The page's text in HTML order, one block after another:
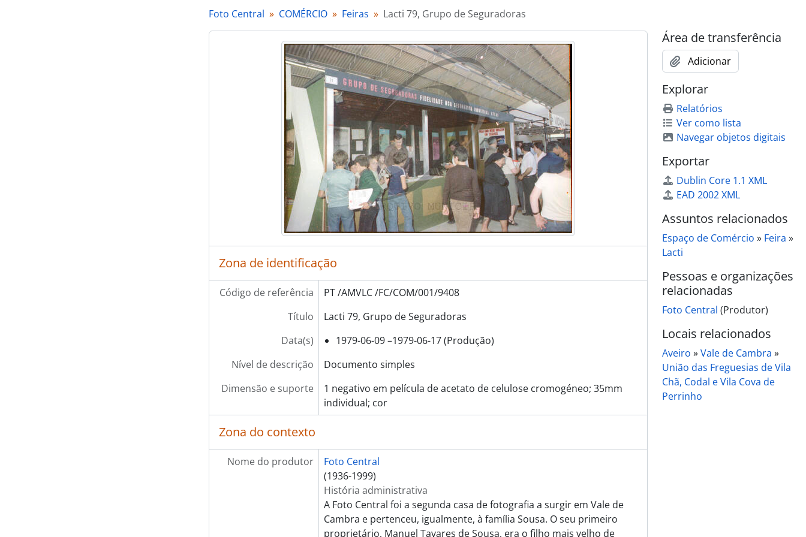
[Documento simples] Lacti 79, António Moutinho & CA. Lda
[Documento simples] Lacti 79, António Moutinho & CA. Lda
[Documento simples] Lacti 79, Gestetner - Pappámikail
[Documento simples] Lacti 79, Gestetner - Pappámikail
[Documento simples] Lacti 79, Martins & Rebello
[Documento simples] Lacti 79, Lacto Lusa, Lda
[Documento simples] Lacti 79, Lacto Lusa, Lda
[Documento simples] Lacti 79, Gomes & Leite, Lda
[Documento simples] Lacti 79, Lacticínios Progresso do Mileu Lda
[Documento simples] Lacti 79, CD Máquinas Agrícolas
[Documento simples] Lacti 79, CD Máquinas Agrícolas
[Documento simples] Lacti 79, CD Máquinas Agrícolas
[Documento simples] Lacti 79, CD Máquinas Agrícolas
[Documento simples] Lacti 79, CD Máquinas Agrícolas
[Documento simples] Lacti 79, Colep
[Documento simples] Lacti 79, Colep
[Documento simples] Lacti 79, Ourivesaria Flórida
[Documento simples] Lacti 79, Ourivesaria Flórida
[Documento simples] Lacti 79, Soares de Oliveira
[Documento simples] Lacti 79, Soares de Oliveira
[Documento simples] Lacti 79, Soares de Oliveira
[Documento simples] Lacti 79, Magoal Móveis Lda
[Documento simples] Lacti 79, Papelaria Académica
[Documento simples] Lacti 79, Papelaria Académica
[Documento simples] Lacti 79, Banco Pinto & Sotto Mayor
[Documento simples] Lacti 79, Banco Pinto & Sotto Mayor
[Documento simples] Lacti 79, Socipo Fabre
[Documento simples] Lacti 79, Estemel
[Documento simples] Lacti 79, Estemel
[Documento simples] Lacti 79, baterias Tudor
[Documento simples] Lacti 79, retrato de grupo
[Documento simples] Lacti 79, passeio turístico
[Documento simples] Lacti 79, passeio turístico
[Documento simples] Lacti 79, visita do Ministro da Agricultura e Pescas e do Governador Civil de Aveiro
Foto Central COMÉRCIO Feiras Lacti 79, Grupo de Seguradoras
Zona de identificação
Código de referência
PT /AMVLC /FC/COM/001/9408
Título
Lacti 79, Grupo de Seguradoras
Data(s)
1979-06-09 –1979-06-17 (Produção)
Nível de descrição
Documento simples
Dimensão e suporte
1 negativo em película de acetato de celulose cromogéneo; 35mm
individual; cor
Zona do contexto
Nome do produtor
Foto Central
(1936-1999)
História administrativa
A Foto Central foi a segunda casa de fotografia a surgir em Vale de
Cambra e pertenceu, igualmente, à família Sousa. O seu primeiro
proprietário, Manuel Tavares de Sousa, era o filho mais velho de
Área de transferência
Adicionar
Explorar
Relatórios
Ver como lista
Navegar objetos digitais
Exportar
Dublin Core 1.1 XML
EAD 2002 XML
Assuntos relacionados
Espaço de Comércio » Feira »
Lacti
Pessoas e organizações
relacionadas
Foto Central (Produtor)
Locais relacionados
Aveiro »Vale de Cambra »
União das Freguesias de Vila
Chã, Codal e Vila Cova de
Perrinho